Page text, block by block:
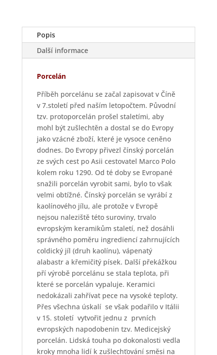
Popis
Další informace
Porcelán
Příběh porcelánu se začal zapisovat v Číně
v 7.století před naším letopočtem. Původní
tzv. protoporcelán prošel staletími, aby
mohl být zušlechtěn a dostal se do Evropy
jako vzácné zboží, které je vysoce ceněno
dodnes. Do Evropy přivezl čínský porcelán
ze svých cest po Asii cestovatel Marco Polo
kolem roku 1290. Od té doby se Evropané
snažili porcelán vyrobit sami, bylo to však
velmi obtížné. Čínský porcelán se vyrábí z
kaolínového jílu, ale protože v Evropě
nejsou naleziště této suroviny, trvalo
evropským keramikům staletí, než dosáhli
správného poměru ingrediencí zahrnujících
coldický jíl (druh kaolínu), vápenatý
alabastr a křemičitý písek. Další překážkou
pří výrobě porcelánu se stala teplota, při
které se porcelán vypaluje. Keramici
nedokázali zahřívat pece na vysoké teploty.
Přes všechna úskalí se však podařilo v Itálii
v 15. století vytvořit jednu z prvních
evropských napodobenin tzv. Medicejský
porcelán. Lidská touha po dokonalosti vedla
kroky mnoha lidí k zušlechťování směsi na